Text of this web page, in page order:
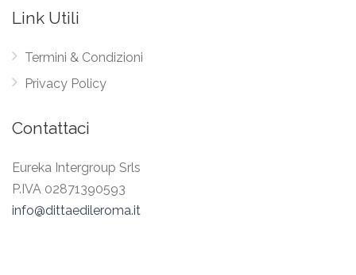
Link Utili
Termini & Condizioni
Privacy Policy
Contattaci
Eureka Intergroup Srls
P.IVA 02871390593
info@dittaedileroma.it